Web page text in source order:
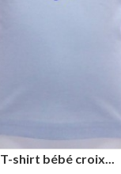
Bleu
Rose
T-shirt bébé croix...